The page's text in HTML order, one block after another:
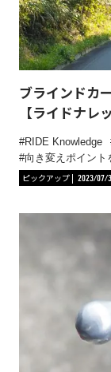
ブラインドカ
【ライドナレ
RIDE Knowledge
向き変えポイント
ピックアップ
2023/07/